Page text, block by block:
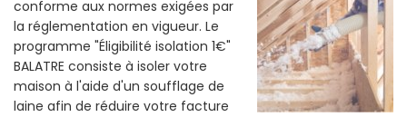
conforme aux normes exigées par
la réglementation en vigueur. Le
programme "Éligibilité isolation 1€"
BALATRE consiste à isoler votre
maison à l'aide d'un soufflage de
laine afin de réduire votre facture